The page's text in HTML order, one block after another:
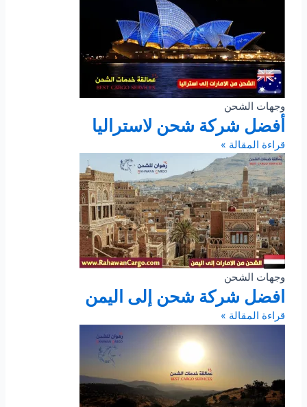
وجهات الشحن
أفضل شركة شحن لاستراليا
قراءة المقالة »
وجهات الشحن
افضل شركة شحن إلى اليمن
قراءة المقالة »